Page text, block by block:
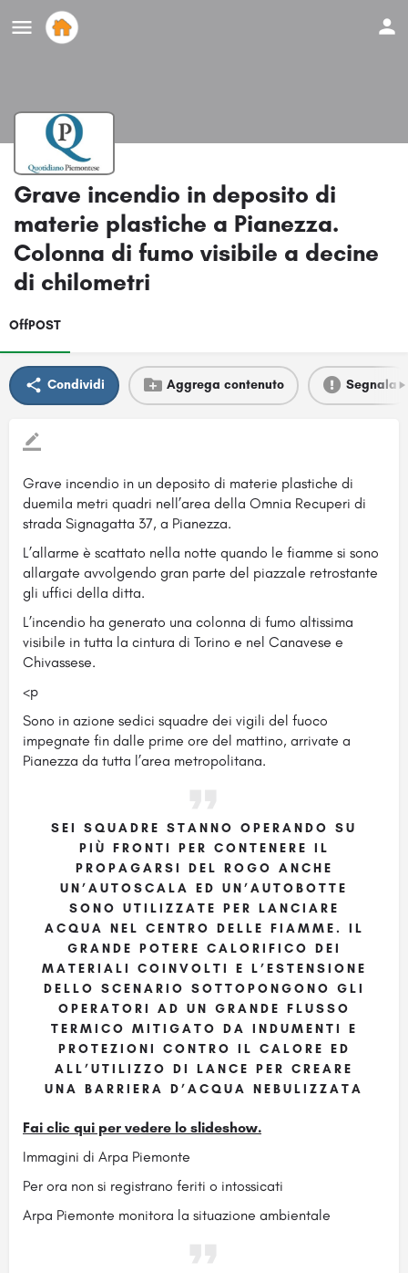
Grave incendio in deposito di
materie plastiche a Pianezza.
Colonna di fumo visibile a decine
di chilometri
OffPOST
Condividi Aggrega contenuto Segnala
Grave incendio in un deposito di materie plastiche di
duemila metri quadri nell’area della Omnia Recuperi di
strada Signagatta 37, a Pianezza.
L’allarme è scattato nella notte quando le fiamme si sono
allargate avvolgendo gran parte del piazzale retrostante
gli uffici della ditta.
L’incendio ha generato una colonna di fumo altissima
visibile in tutta la cintura di Torino e nel Canavese e
Chivassese.
<p
Sono in azione sedici squadre dei vigili del fuoco
impegnate fin dalle prime ore del mattino, arrivate a
Pianezza da tutta l’area metropolitana.
SEI SQUADRE STANNO OPERANDO SU
PIÙ FRONTI PER CONTENERE IL
PROPAGARSI DEL ROGO ANCHE
UN’AUTOSCALA ED UN’AUTOBOTTE
SONO UTILIZZATE PER LANCIARE
ACQUA NEL CENTRO DELLE FIAMME. IL
GRANDE POTERE CALORIFICO DEI
MATERIALI COINVOLTI E L’ESTENSIONE
DELLO SCENARIO SOTTOPONGONO GLI
OPERATORI AD UN GRANDE FLUSSO
TERMICO MITIGATO DA INDUMENTI E
PROTEZIONI CONTRO IL CALORE ED
ALL’UTILIZZO DI LANCE PER CREARE
UNA BARRIERA D’ACQUA NEBULIZZATA
Fai clic qui per vedere lo slideshow.
Immagini di Arpa Piemonte
Per ora non si registrano feriti o intossicati
Arpa Piemonte monitora la situazione ambientale